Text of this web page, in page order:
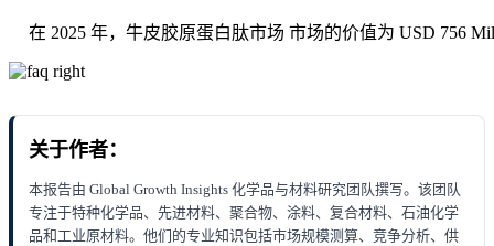
在 2025 年，牛皮胶原蛋白肽市场 市场的价值为 USD 756
关于作者：
本报告由 Global Growth Insights 化学品与材料研究团队撰写。该团队
专注于特种化学品、先进材料、聚合物、涂料、复合材料、石油化学
品和工业原材料。他们的专业知识包括市场规模测算、竞争分析、供